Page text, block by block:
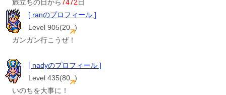
旅立ちの日から7472日
[ ranのプロフィール ]
Level 905(20 )
ガンガン行こうぜ！
[ nadyのプロフィール ]
Level 435(80 )
いのちを大事に！